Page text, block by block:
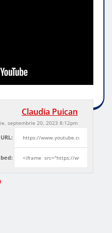
Claudia Puican
septembrie 20, 2023 8:12pm
URL: